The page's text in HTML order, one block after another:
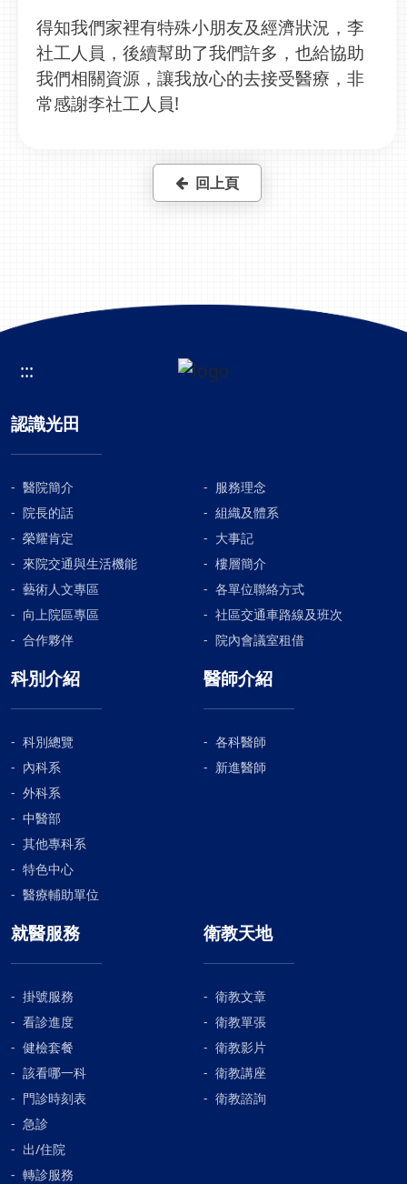
得知我們家裡有特殊小朋友及經濟狀況，李
社工人員，後續幫助了我們許多，也給協助
我們相關資源，讓我放心的去接受醫療，非
常感謝李社工人員!
回上頁
:::
認識光田
醫院簡介
服務理念
院長的話
組織及體系
榮耀肯定
大事記
來院交通與生活機能
樓層簡介
藝術人文專區
各單位聯絡方式
向上院區專區
社區交通車路線及班次
合作夥伴
院內會議室租借
科別介紹
科別總覽
內科系
外科系
中醫部
其他專科系
特色中心
醫療輔助單位
醫師介紹
各科醫師
新進醫師
就醫服務
掛號服務
看診進度
健檢套餐
該看哪一科
門診時刻表
急診
出/住院
轉診服務
衛教天地
衛教文章
衛教單張
衛教影片
衛教講座
衛教諮詢